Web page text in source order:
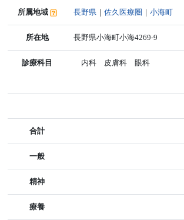
所属地域 長野県 ｜佐久医療圏 ｜小海町
所在地 長野県小海町小海4269-9
診療科目 内科 皮膚科 眼科
合計
一般
精神
療養